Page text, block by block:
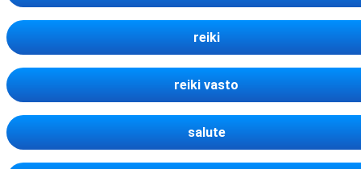
reiki
reiki vasto
salute